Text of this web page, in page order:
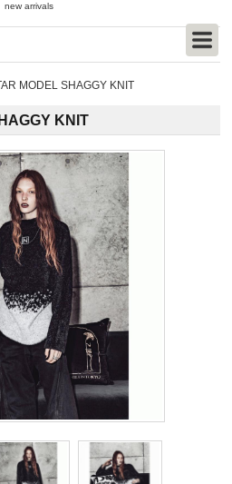
new arrivals
MODEL SHAGGY KNIT
KNIT